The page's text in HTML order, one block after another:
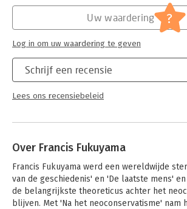
Schrijf een recensie
Lees ons recensiebeleid
Uw waardering ?
Log in om uw waardering te geven
Over Francis Fukuyama
Francis Fukuyama werd een wereldwijde
van de geschiedenis' en 'De laatste mens'
de belangrijkste theoreticus achter het
blijven. Met 'Na het neoconservatisme' nam